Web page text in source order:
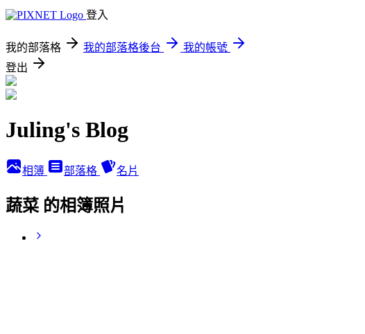
登入
我的部落格 我的部落格後台
我的帳號
登出
Juling's Blog
相簿 部落格 名片
蔬菜 的相簿照片